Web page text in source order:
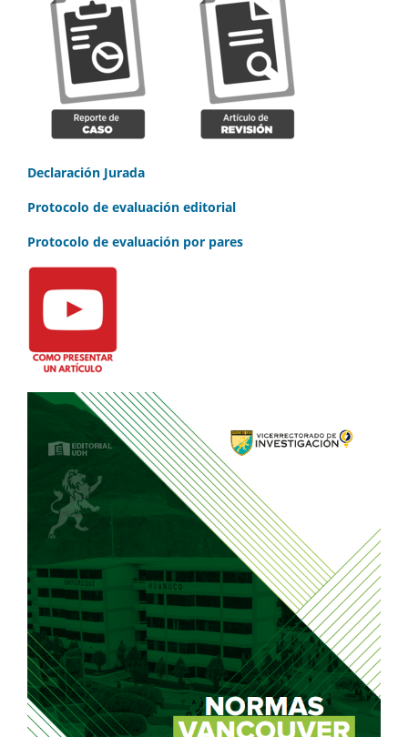
Declaración Jurada
Protocolo de evaluación editorial
Protocolo de evaluación por pares